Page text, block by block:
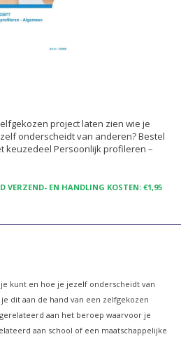
project laten zien wie je
onderscheidt van anderen? Bestel
keuzedeel Persoonlijk profileren –
VERZEND- EN HANDLING KOSTEN: €1,95
kunt en hoe je jezelf onderscheidt van
dit aan de hand van een zelfgekozen
aan het beroep waarvoor je
aan school of een maatschappelijke